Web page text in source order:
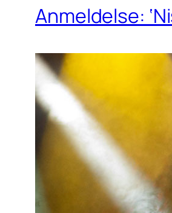
Anmeldelse: